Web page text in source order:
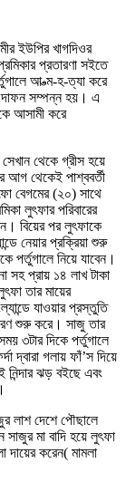
ইউপির খাগদিওর
প্রতারণা সইতে
আ-ত্ম-হ-ত্যা করে
দাফন সম্পন্ন হয়। এ
আসামী করে
থেকে গ্রীস হয়ে
আগ থেকেই পাশ্ববর্তী
বেগমের (২০) সাথে
লুৎফার পরিবারের
বিয়ের পর লুৎফাকে
নেয়ার প্রক্রিয়া শুরু
পর্তুগালে নিয়ে যাবেন।
প্রায় ১৪ লাখ টাকা
তার মায়ের
যাওয়ার প্রস্তুতি
শুরু করে। সাজু তার
৩টার দিকে পর্তুগালে
দ্বারা গলায় ফাঁ’স দিয়ে
নিন্দার ঝড় বইছে এবং
লাশ দেশে পৌছালে
মা বাদি হয়ে লুৎফা
দায়ের করেন( মামলা